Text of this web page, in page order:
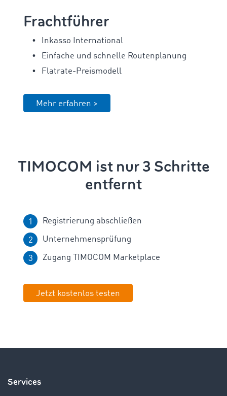
Frachtführer
Inkasso International
Einfache und schnelle Routenplanung
Flatrate-Preismodell
Mehr erfahren >
TIMOCOM ist nur 3 Schritte
entfernt
Registrierung abschließen
Unternehmensprüfung
Zugang TIMOCOM Marketplace
Jetzt kostenlos testen
Services